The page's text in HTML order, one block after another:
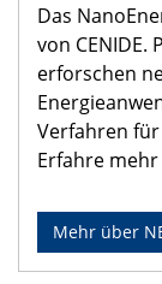
Das
von CENIDE.
erforschen
Verfahren
Erfahre mehr
Mehr über